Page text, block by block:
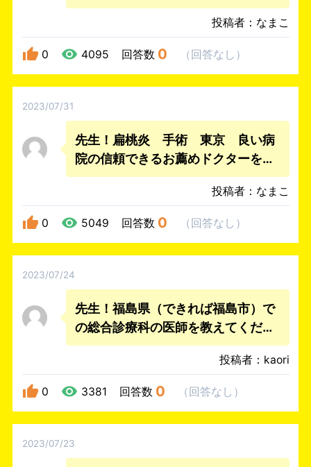
下さい。
投稿者：なまこ
0 4095 回答数 0 （回答なし ）
2023/07/31
先生！扁桃炎 手術 東京 良い病
院の信頼できるお薦めドクターを教
えて下さい。
投稿者：なまこ
0 5049 回答数 0 （回答なし ）
2023/07/24
先生！福島県（できれば福島市）で
の総合診療科の医師を教えてくださ
いの信頼できるお薦めドクターを教
投稿者：kaori
0 3381 回答数 0 （回答なし ）
2023/07/23